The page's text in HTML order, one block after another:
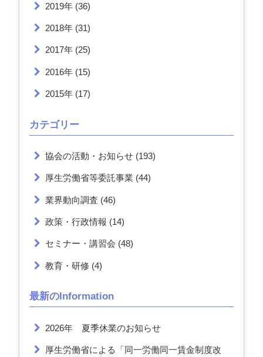
2019年(36)
2018年(31)
2017年(25)
2016年(15)
2015年(17)
カテゴリー
協会の活動・お知らせ(193)
厚生労働省等委託事業 (44)
業界動向調査 (46)
政策・行政情報 (14)
セミナー・講習会 (48)
教育・研修 (4)
最新のInformation
2026年 夏季休業のお知らせ
厚生労働省による「同一労働同一賃金制度改